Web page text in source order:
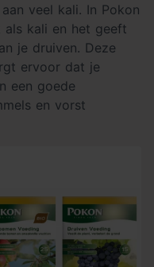
veel kali. In Pokon
als kali en het geeft
je druiven. Deze
ervoor dat je
een goede
en vorst